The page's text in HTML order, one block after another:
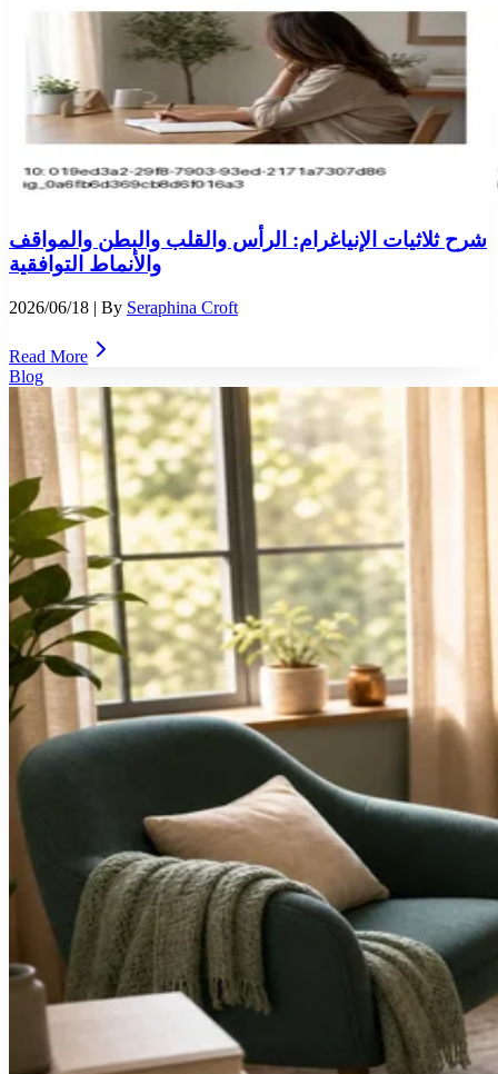
شرح ثلاثيات الإنياغرام: الرأس والقلب والبطن والمواقف
والأنماط التوافقية
2026/06/18 | By Seraphina Croft
Read More
Blog